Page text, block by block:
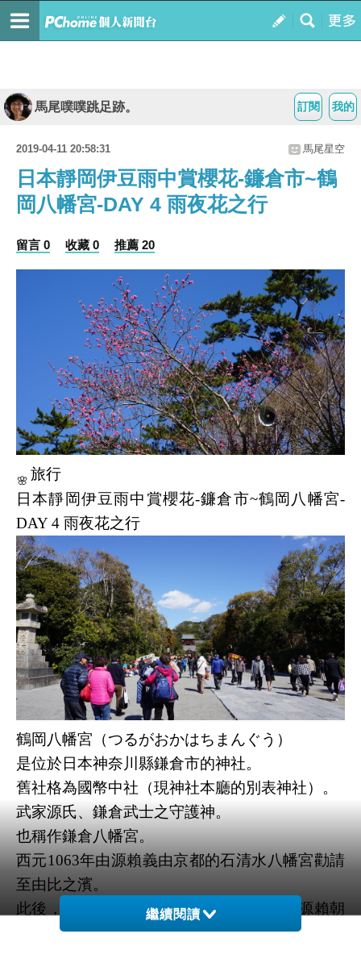
我的
訂閱
馬尾噗噗跳足跡。
2019-04-11 20:58:31 馬尾星空
日本靜岡伊豆雨中賞櫻花-鐮倉市~鶴
岡八幡宮-DAY 4 雨夜花之行
留言 0 收藏 0 推薦 20
🌸 旅行
日本靜岡伊豆雨中賞櫻花-鐮倉市~鶴岡八幡宮-
DAY 4 雨夜花之行
鶴岡八幡宮（つるがおかはちまんぐう ）
是位於日本神奈川縣鎌倉市的神社。
舊社格為國幣中社（現神社本廳的別表神社）。
武家源氏、鎌倉武士之守護神。
也稱作鎌倉八幡宮。
西元1063年由源賴義由京都的石清水八幡宮勸請
至由比之濱。
此後，於西元1180年進入鐮倉的幕府將軍源賴朝
將其移請至現址，
繼續閱讀